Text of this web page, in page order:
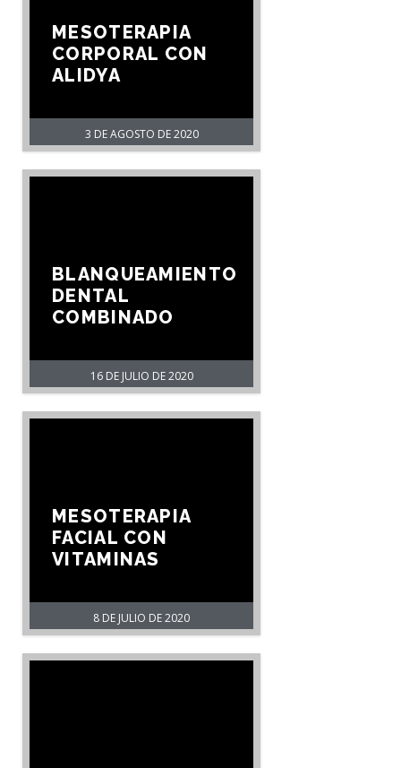
3 DE AGOSTO DE 2020
MESOTERAPIA
CORPORAL CON
ALIDYA
16 DE JULIO DE 2020
BLANQUEAMIENTO
DENTAL
COMBINADO
8 DE JULIO DE 2020
MESOTERAPIA
FACIAL CON
VITAMINAS